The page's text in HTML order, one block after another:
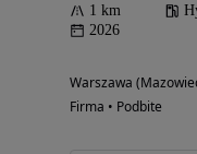
1 km
2026
Warszawa
Firma • Podbite